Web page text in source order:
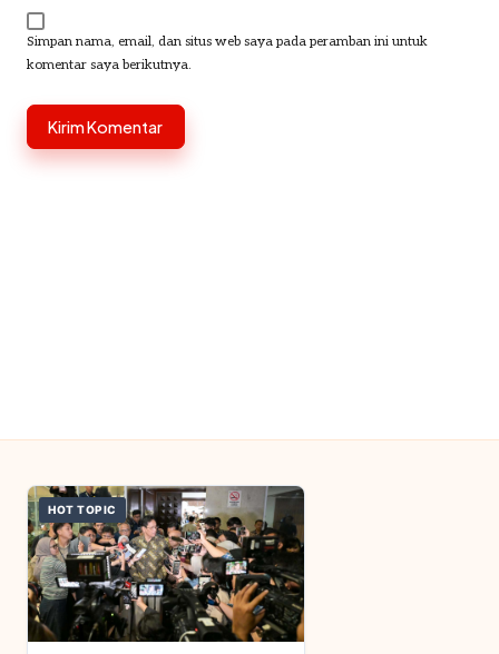
Simpan nama, email, dan situs web saya pada peramban ini untuk
komentar saya berikutnya.
HOT TOPIC